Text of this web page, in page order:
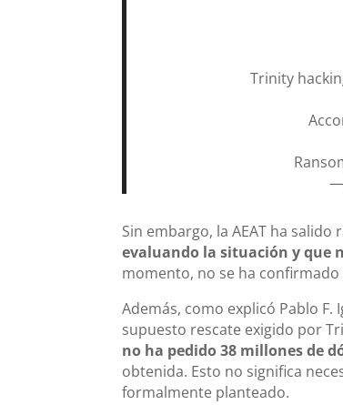
Trinity
—
Sin embargo, la AEAT ha
evaluando la situación y que
momento, no se ha
Además, como explicó Pablo
supuesto rescate exigido por
no ha pedido 38 millones de
obtenida. Esto no significa
formalmente planteado.